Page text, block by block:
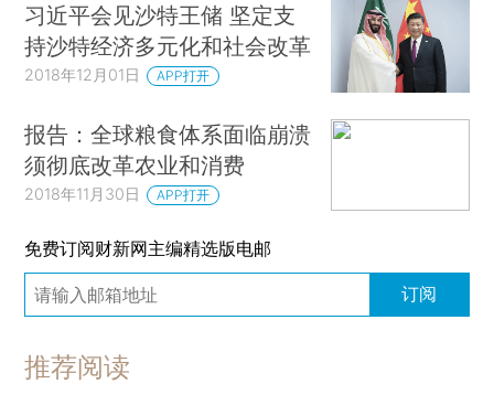
习近平会见沙特王储 坚定支
持沙特经济多元化和社会改革
2018年12月01日 APP打开
报告：全球粮食体系面临崩溃
须彻底改革农业和消费
2018年11月30日 APP打开
免费订阅财新网主编精选版电邮
订阅
推荐阅读